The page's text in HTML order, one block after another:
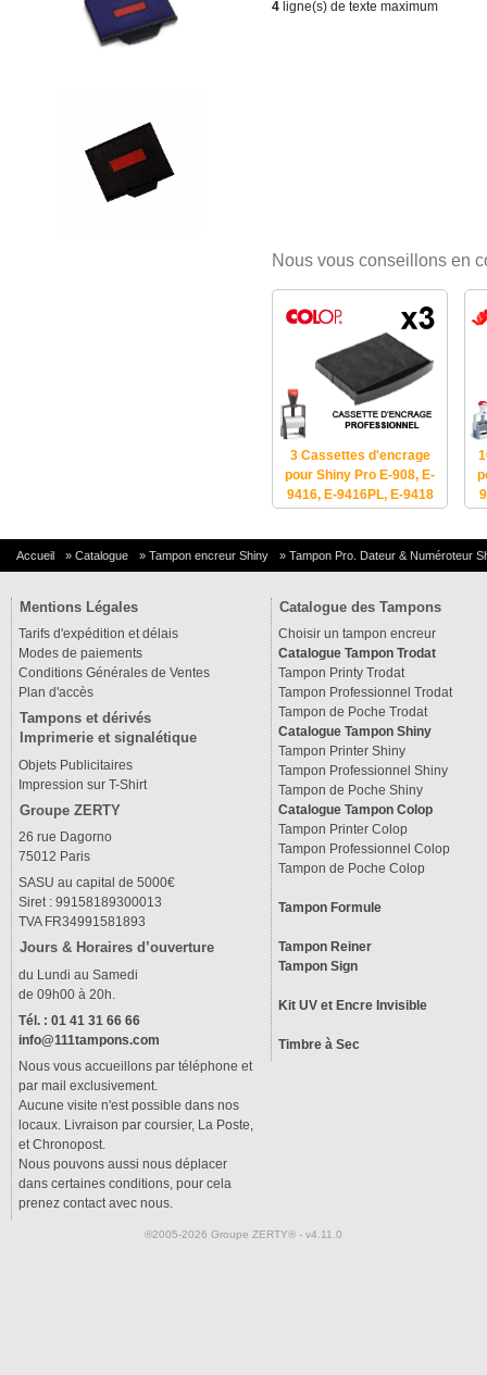
4 ligne(s) de texte maximum
Nous vous conseillons en
3 Cassettes d'encrage
pour Shiny Pro E-908, E-
9416, E-9416PL, E-9418
Accueil » Catalogue » Tampon encreur Shiny » Tampon Pro. Dateur & Numéroteur
Mentions Légales
Tarifs d'expédition et délais
Modes de paiements
Conditions Générales de Ventes
Plan d'accès
Tampons et dérivés
Imprimerie et signalétique
Objets Publicitaires
Impression sur T-Shirt
Groupe ZERTY
26 rue Dagorno
75012 Paris
SASU au capital de 5000€
Siret : 99158189300013
TVA FR34991581893
Jours & Horaires d’ouverture
du Lundi au Samedi
de 09h00 à 20h.
Tél. : 01 41 31 66 66
info@111tampons.com
Nous vous accueillons par téléphone et
par mail exclusivement.
Aucune visite n'est possible dans nos
locaux. Livraison par coursier, La Poste,
et Chronopost.
Nous pouvons aussi nous déplacer
dans certaines conditions, pour cela
prenez contact avec nous.
Catalogue des Tampons
Choisir un tampon encreur
Catalogue Tampon Trodat
Tampon Printy Trodat
Tampon Professionnel Trodat
Tampon de Poche Trodat
Catalogue Tampon Shiny
Tampon Printer Shiny
Tampon Professionnel Shiny
Tampon de Poche Shiny
Catalogue Tampon Colop
Tampon Printer Colop
Tampon Professionnel Colop
Tampon de Poche Colop
Tampon Formule
Tampon Reiner
Tampon Sign
Kit UV et Encre Invisible
Timbre à Sec
®2005-2026 Groupe ZERTY® - v4.11.0